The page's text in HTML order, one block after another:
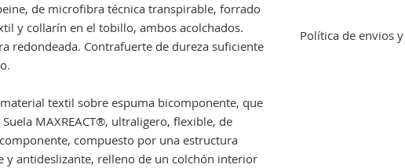
de microfibra técnica transpirable, forrado
y collarín en el tobillo, ambos acolchados.
redondeada. Contrafuerte de dureza suficiente
textil sobre espuma bicomponente, que
MAXREACT®, ultraligero, flexible, de
compuesto por una estructura
y antideslizante, relleno de un colchón interior
Política de envios